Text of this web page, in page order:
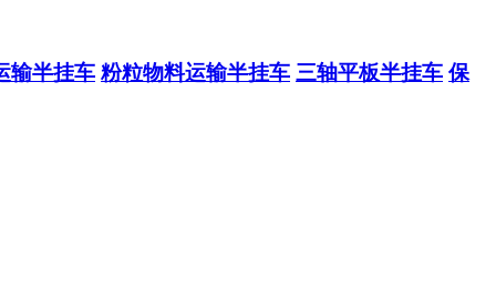
输半挂车 粉粒物料运输半挂车 三轴平板半挂车 保